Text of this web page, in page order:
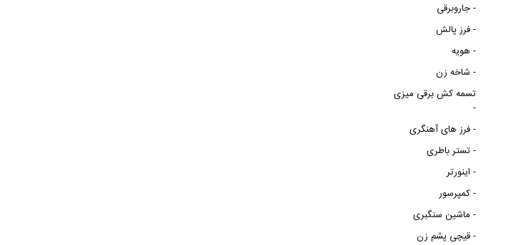
جاروبرقی -
فرز پالش -
هویه -
شاخه زن -
تسمه کش برقی میزی
-
فرز های آهنگری -
تستر باطری -
اینورتر -
کمپرسور -
ماشین سنگبری -
قیچی پشم زن -